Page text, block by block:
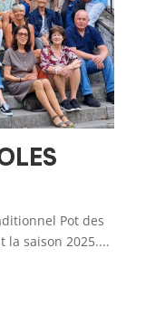
Pot des
la saison 2025....